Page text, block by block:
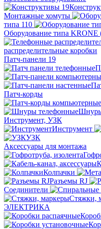
Монтажные хомуты
типа 110
Оборудование типа KRONE
распределительные коробки
Патч-панели 19
Патч-корды
Инструмент, УЗК
Инструмент
УЗК
Аксессуары для монтажа
Колпачки
Разъемы RJ
Соединители
Стяжки,
ЭЛЕКТРИКА